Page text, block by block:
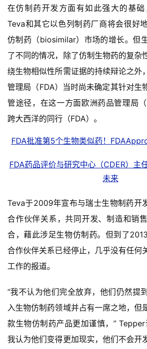
A
l
E
n
g
l
i
s
h
联
我
在仿制药开发方面有如此强大的基
Teva和其它以色列制药厂商将会很好
仿制药（biosimilar）市场的增长。但
了不同的情况，除了仿制生物药的复杂
绕生物相似性所需证据的持续辩论之外
管理局（FDA）当时尚未确定其针对生
管途径，在这一方面欧洲药品管理局
跨大西洋的同行（FDA）。
FDA批准第5个生物类似药！
FDA药品评价与研究中心（CDER）主
未来
Teva于2009年宣布与瑞士生物制药开
合作伙伴关系，共同开发、制造和销
合，藉此涉足生物仿制药。但到了
合作伙伴关系已经停止，几乎没有任何
工作的报道。
“我不认为他们完全放弃，他们仍然提
入生物仿制药领域并占有一席之地，但
款生物仿制药产品更加谨慎，” Tepper
我认为他们变得更加现实，他们不会开